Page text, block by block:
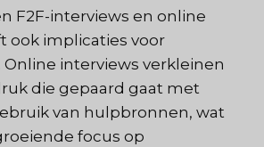
F2F-interviews en online
ook implicaties voor
interviews verkleinen
die gepaard gaat met
van hulpbronnen, wat
focus op